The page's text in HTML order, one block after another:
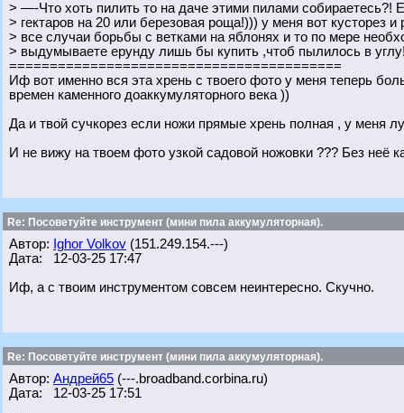
> —-Что хоть пилить то на даче этими пилами собираетесь?!
> гектаров на 20 или березовая роща!))) у меня вот кусторез и
> все случаи борьбы с ветками на яблонях и то по мере
> выдумываете ерунду лишь бы купить ,чтоб пылилось в
=========================================
Иф вот именно вся эта хрень с твоего фото у меня теперь
времен каменного доаккумуляторного века ))
Да и твой сучкорез если ножи прямые хрень полная , у меня
И не вижу на твоем фото узкой садовой ножовки ??? Без неё
Re: Посоветуйте инструмент (мини пила аккумуляторная).
Автор: Ighor Volkov (151.249.154.---)
Дата: 12-03-25 17:47
Иф, а с твоим инструментом совсем неинтересно. Скучно.
Re: Посоветуйте инструмент (мини пила аккумуляторная).
Автор: Андрей65 (---.broadband.corbina.ru)
Дата: 12-03-25 17:51